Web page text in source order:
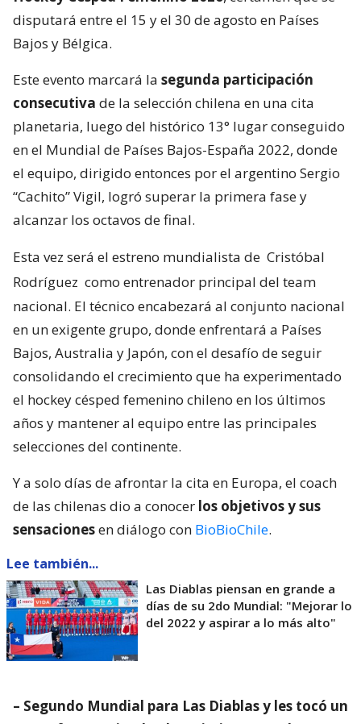
disputará entre el 15 y el 30 de agosto en Países
Bajos y Bélgica.
Este evento marcará la segunda participación
consecutiva de la selección chilena en una cita
planetaria, luego del histórico 13° lugar conseguido
en el Mundial de Países Bajos-España 2022, donde
el equipo, dirigido entonces por el argentino Sergio
“Cachito” Vigil, logró superar la primera fase y
alcanzar los octavos de final.
Esta vez será el estreno mundialista de Cristóbal
Rodríguez como entrenador principal del team
nacional. El técnico encabezará al conjunto nacional
en un exigente grupo, donde enfrentará a Países
Bajos, Australia y Japón, con el desafío de seguir
consolidando el crecimiento que ha experimentado
el hockey césped femenino chileno en los últimos
años y mantener al equipo entre las principales
selecciones del continente.
Y a solo días de afrontar la cita en Europa, el coach
de las chilenas dio a conocer los objetivos y sus
sensacionesen diálogo con BioBioChile.
Lee también...
Las Diablas piensan en grande a
días de su 2do Mundial: "Mejorar lo
del 2022 y aspirar a lo más alto"
– Segundo Mundial para Las Diablas y les tocó un